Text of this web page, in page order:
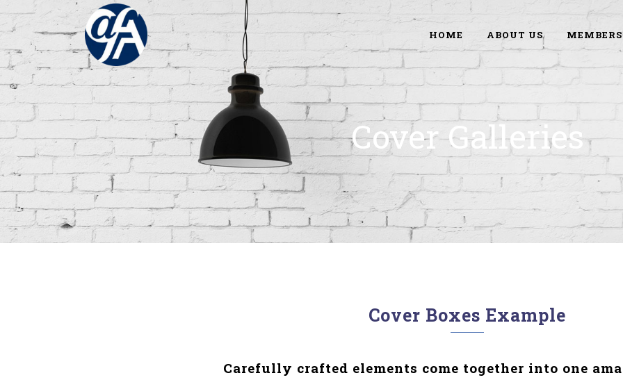
HOME ABOUT US
Cover Galleries
Cover Boxes Example
Carefully crafted elements come together into one